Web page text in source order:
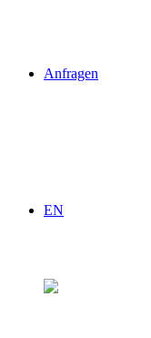
Anfragen
EN